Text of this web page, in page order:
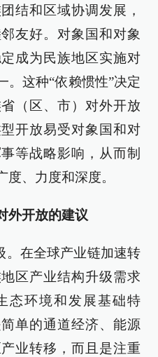
结和区域协调发展，
友好。对象国和对象
成为民族地区实施对
。这种“依赖惯性”决定
（区、市）对外开放
开放易受对象国和对
等战略影响，从而制
、力度和深度。
外开放的建议
。在全球产业链加速转
区产业结构升级需求
态环境和发展基础特
单的通道经济、能源
业转移，而且是注重